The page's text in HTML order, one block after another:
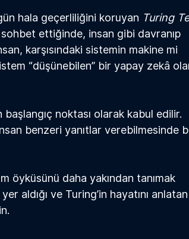
hala geçerliliğini koruyan Turing
sohbet ettiğinde, insan gibi davranıp
karşısındaki sistemin makine mi
“düşünebilen” bir yapay zekâ
başlangıç noktası olarak kabul edilir.
benzeri yanıtlar verebilmesinde
öyküsünü daha yakından tanımak
aldığı ve Turing’in hayatını anlatan